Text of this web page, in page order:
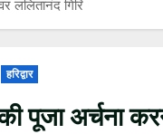
ललितानंद गिरि
हरिद्वार
की पूजा अर्चना